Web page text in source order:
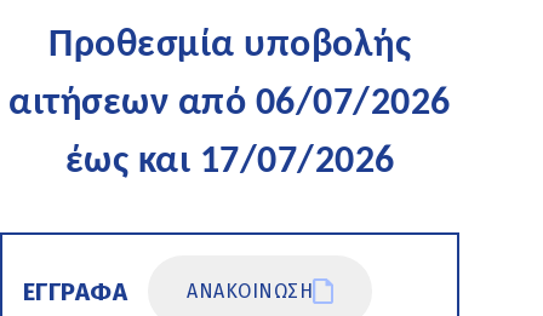
Προθεσμία υποβολής
αιτήσεων από 06/07/2026
έως και 17/07/2026
ΕΓΓΡΑΦΑ ΑΝΑΚΟΙΝΩΣΗ